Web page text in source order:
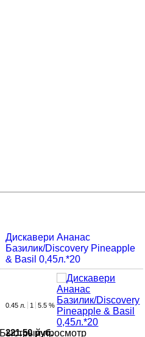
Дискавери Ананас
Базилик/Discovery Pineapple
& Basil 0,45л.*20
Быстрый просмотр
0.45 л. 1 5.5 %
221.50 руб.